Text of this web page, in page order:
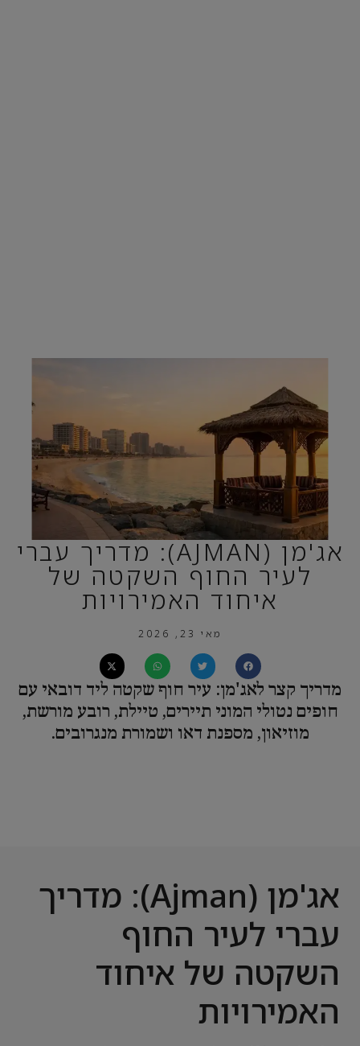
אג'מן (AJMAN): מדריך עברי
לעיר החוף השקטה של
איחוד האמירויות
מאי 23, 2026
מדריך קצר לאג'מן: עיר חוף שקטה ליד דובאי עם
חופים נטולי המוני תיירים, טיילת, רובע מורשת,
מוזיאון, מספנת דאו ושמורת מנגרובים.
אג'מן (Ajman): מדריך
עברי לעיר החוף
השקטה של איחוד
האמירויות